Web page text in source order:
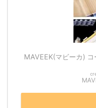
MAVEEK(マビーカ)